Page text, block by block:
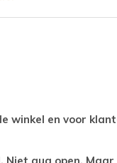
winkel en voor